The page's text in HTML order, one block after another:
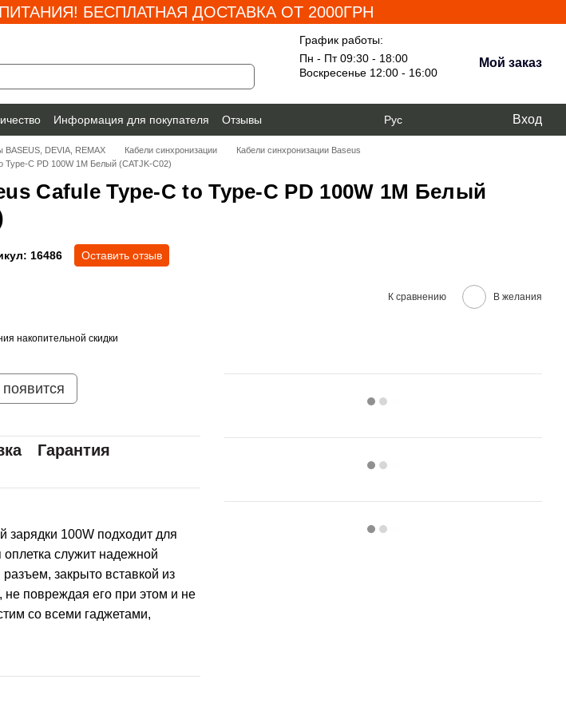
БЕСПЛАТНАЯ ДОСТАВКА ОТ 2000ГРН
График работы:
Пн - Пт 09:30 - 18:00
Воскресенье 12:00 - 16:00
Мой заказ
Информация для покупателя
Отзывы
Рус Вход
BASEUS, DEVIA, REMAX Кабели синхронизации
Кабели синхронизации Baseus
Type-C PD 100W 1M Белый (CATJK-C02)
Cafule Type-C to Type-C PD 100W 1M Белый
16486 Оставить отзыв
К сравнению В желания
накопительной скидки
Гарантия
зарядки 100W подходит для
служит надежной
закрыто вставкой из
не повреждая его при этом и не
со всеми гаджетами,